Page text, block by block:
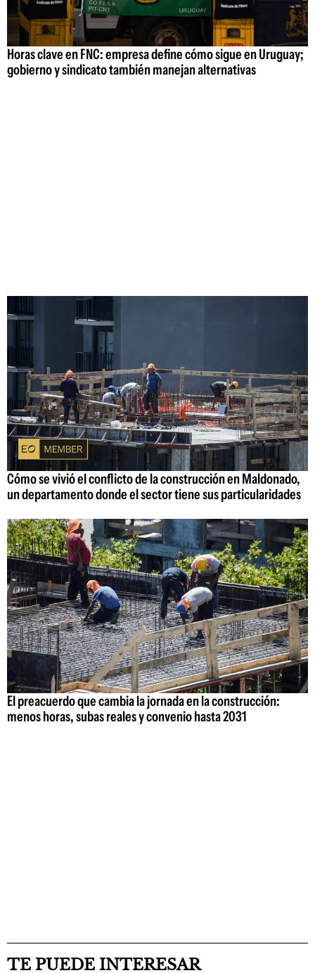
Horas clave en FNC: empresa define cómo sigue en Uruguay;
gobierno y sindicato también manejan alternativas
Cómo se vivió el conflicto de la construcción en Maldonado,
un departamento donde el sector tiene sus particularidades
El preacuerdo que cambia la jornada en la construcción:
menos horas, subas reales y convenio hasta 2031
TE PUEDE INTERESAR